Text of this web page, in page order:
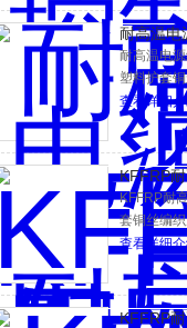
耐高温电
耐高温电
塑料护套
查看详细
KFFRP
KFFRP耐
套铜丝编
查看详细
KFFRP